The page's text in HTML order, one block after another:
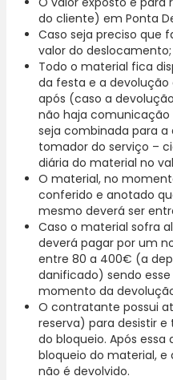
do cliente) em Ponta
Caso seja preciso que
valor do deslocamento;
Todo o material fica
da festa e a devolução
após (caso a
não haja
seja combinada para
tomador do serviço –
diária do material no
O material, no
conferido e anotado
mesmo deverá ser
Caso o material sofra
deverá pagar por um
entre 80 a 400€ (a
danificado) sendo
momento da
O contratante possui
reserva) para desistir
do bloqueio. Após
bloqueio do material,
não é devolvido.